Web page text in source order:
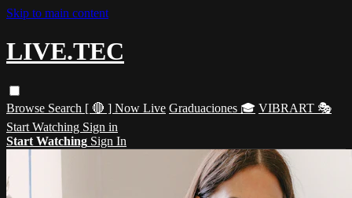
Skip to main content
LIVE.TEC
Browse Search [ 🔴 ] Now Live Graduaciones 🎓 VIBRART 🎭
Start Watching Sign in
Start Watching Sign In